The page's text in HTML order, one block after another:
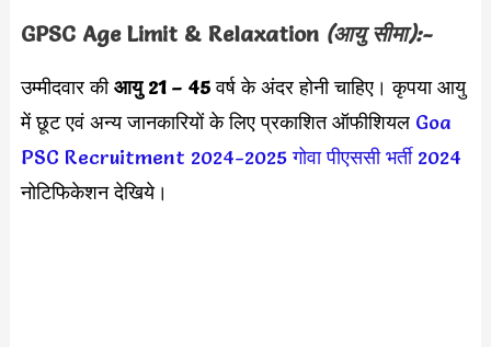
GPSC Age Limit & Relaxation (आयु सीमा):-
उम्मीदवार कीआयु 21 – 45वर्ष के अंदर होनी चाहिए। कृपया आयु
में छूट एवं अन्य जानकारियों के लिए प्रकाशित ऑफीशियल Goa
PSC Recruitment 2024-2025 गोवा पीएससी भर्ती 2024
नोटिफिकेशन देखिये।